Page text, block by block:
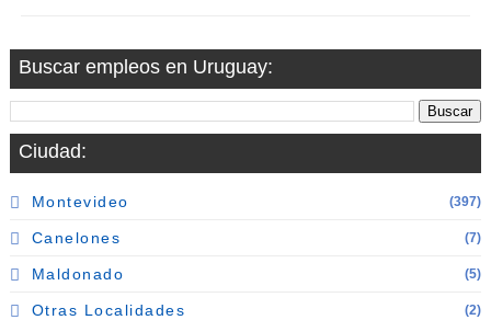
Buscar empleos en Uruguay:
Ciudad:
Montevideo (397)
Canelones (7)
Maldonado (5)
Otras Localidades (2)